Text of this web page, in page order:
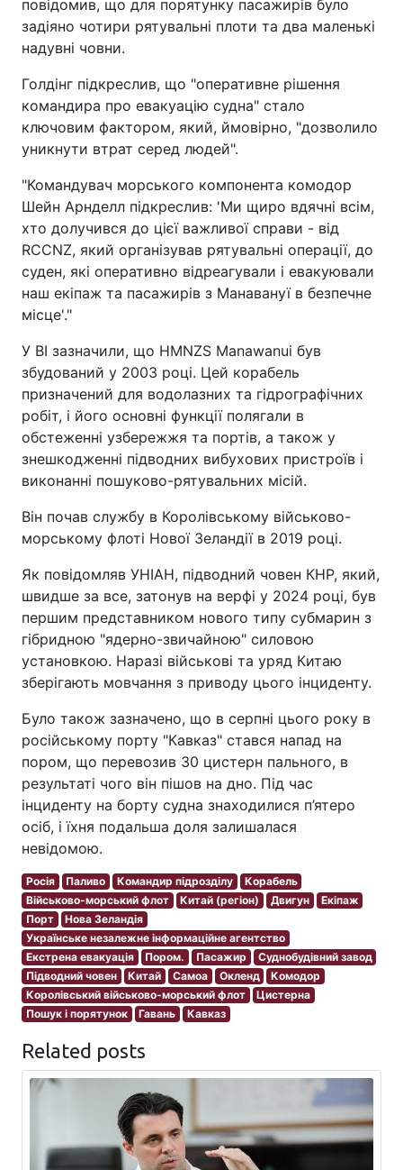
повідомив, що для порятунку пасажирів було
задіяно чотири рятувальні плоти та два маленькі
надувні човни.
Голдінг підкреслив, що "оперативне рішення
командира про евакуацію судна" стало
ключовим фактором, який, ймовірно, "дозволило
уникнути втрат серед людей".
"Командувач морського компонента комодор
Шейн Арнделл підкреслив: 'Ми щиро вдячні всім,
хто долучився до цієї важливої справи - від
RCCNZ, який організував рятувальні операції, до
суден, які оперативно відреагували і евакуювали
наш екіпаж та пасажирів з Манавануї в безпечне
місце'."
У BI зазначили, що HMNZS Manawanui був
збудований у 2003 році. Цей корабель
призначений для водолазних та гідрографічних
робіт, і його основні функції полягали в
обстеженні узбережжя та портів, а також у
знешкодженні підводних вибухових пристроїв і
виконанні пошуково-рятувальних місій.
Він почав службу в Королівському військово-
морському флоті Нової Зеландії в 2019 році.
Як повідомляв УНІАН, підводний човен КНР, який,
швидше за все, затонув на верфі у 2024 році, був
першим представником нового типу субмарин з
гібридною "ядерно-звичайною" силовою
установкою. Наразі військові та уряд Китаю
зберігають мовчання з приводу цього інциденту.
Було також зазначено, що в серпні цього року в
російському порту "Кавказ" стався напад на
пором, що перевозив 30 цистерн пального, в
результаті чого він пішов на дно. Під час
інциденту на борту судна знаходилися п’ятеро
осіб, і їхня подальша доля залишалася
невідомою.
Росія Паливо Командир підрозділу
Корабель
Військово-морський флот
Китай (регіон) Двигун
Екіпаж
Порт
Нова Зеландія
Українське незалежне інформаційне агентство
Екстрена евакуація
Пором. Пасажир
Суднобудівний завод
Підводний човен
Китай Самоа Окленд
Комодор
Королівський військово-морський флот
Цистерна
Пошук і порятунок
Гавань Кавказ
Related posts